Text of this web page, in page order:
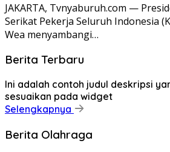
JAKARTA, Tvnyaburuh.com —
Serikat Pekerja Seluruh Indonesia
Wea menyambangi…
Berita Terbaru
Ini adalah contoh judul deskripsi
sesuaikan pada widget
Selengkapnya
Berita Olahraga